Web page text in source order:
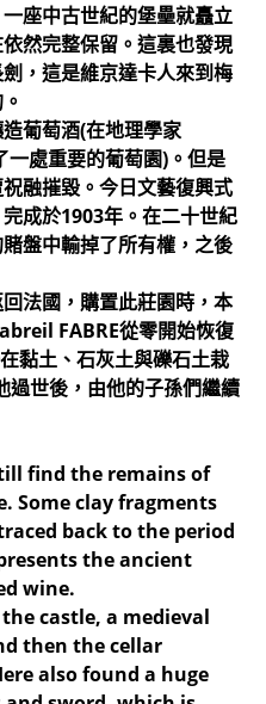
座中古世紀的堡壘就矗立
然完整保留。這裏也發現
，這是維京達卡人來到梅
葡萄酒(在地理學家
一處重要的葡萄園)。但是
融摧毀。今日文藝復興式
成於1903年。在二十世紀
盤中輸掉了所有權，之後
法國，購置此莊園時，本
FABRE從零開始恢復
黏土、石灰土與礫石土栽
過世後，由他的子孫們繼續
find the remains of
Some clay fragments
back to the period
the ancient
wine.
castle, a medieval
then the cellar
also found a huge